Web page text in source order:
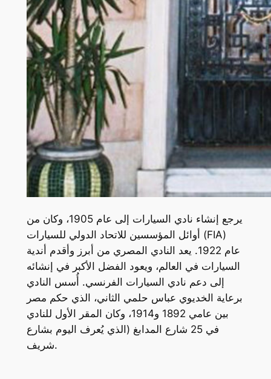
يرجع إنشاء نادي السيارات إلى عام 1905، وكان من
أوائل المؤسسين للاتحاد الدولي للسيارات (FIA)
عام 1922. يعد النادي المصري من أبرز وأقدم أندية
السيارات في العالم، ويعود الفضل الأكبر في إنشائه
إلى دعم نادي السيارات الفرنسي. أُسس النادي
برعاية الخديوي عباس حلمي الثاني، الذي حكم مصر
بين عامي 1892 و1914، وكان المقر الأول للنادي
في 25 شارع المدابغ (الذي يُعرف اليوم بشارع
شريف.